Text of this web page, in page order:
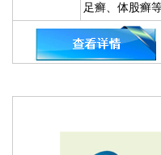
足癣、体股癣